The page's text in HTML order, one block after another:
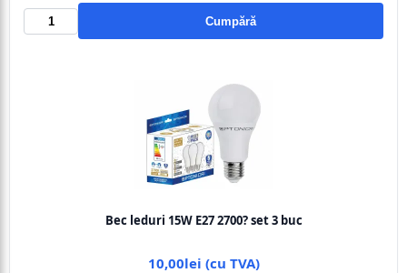
Cumpără
Bec leduri 15W E27 2700? set 3 buc
10,00lei (cu TVA)